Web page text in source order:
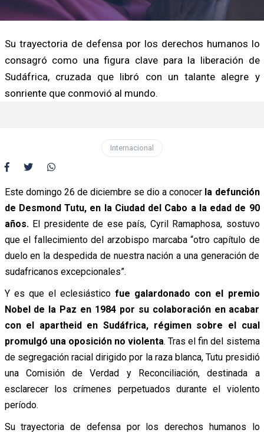
Su trayectoria de defensa por los derechos humanos lo
consagró como una figura clave para la liberación de
Sudáfrica, cruzada que libró con un talante alegre y
sonriente que conmovió al mundo.
Internacional
Este domingo 26 de diciembre se dio a conocer la defunción
de Desmond Tutu, en la Ciudad del Cabo a la edad de 90
años. El presidente de ese país, Cyril Ramaphosa, sostuvo
que el fallecimiento del arzobispo marcaba “otro capítulo de
duelo en la despedida de nuestra nación a una generación de
sudafricanos excepcionales”.
Y es que el eclesiásticofue galardonado con el premio
Nobel de la Paz en 1984 por su colaboración en acabar
con el apartheid en Sudáfrica, régimen sobre el cual
promulgó una oposición no violenta. Tras el fin del sistema
de segregación racial dirigido por la raza blanca, Tutu presidió
una Comisión de Verdad y Reconciliación, destinada a
esclarecer los crímenes perpetuados durante el violento
período.
Su trayectoria de defensa por los derechos humanos lo